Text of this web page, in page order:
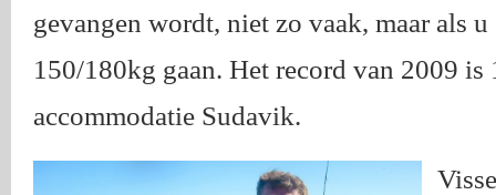
gevangen wordt, niet zo vaak, maar als
150/180kg gaan. Het record van 2009
accommodatie Sudavik.